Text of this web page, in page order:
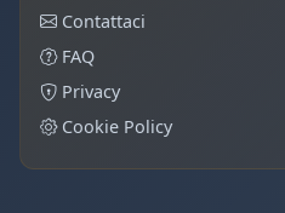
Contattaci
FAQ
Privacy
Cookie Policy